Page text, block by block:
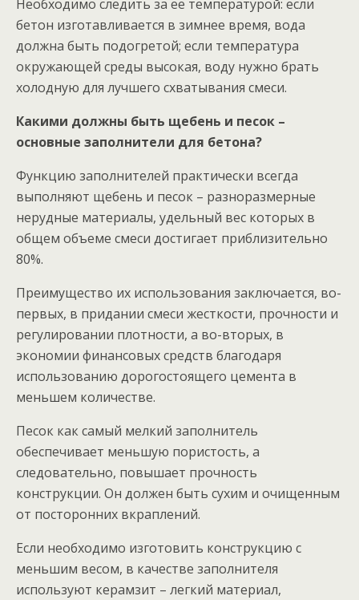
Необходимо следить за ее температурой: если
бетон изготавливается в зимнее время, вода
должна быть подогретой; если температура
окружающей среды высокая, воду нужно брать
холодную для лучшего схватывания смеси.
Какими должны быть щебень и песок –
основные заполнители для бетона?
Функцию заполнителей практически всегда
выполняют щебень и песок – разноразмерные
нерудные материалы, удельный вес которых в
общем объеме смеси достигает приблизительно
80%.
Преимущество их использования заключается, во-
первых, в придании смеси жесткости, прочности и
регулировании плотности, а во-вторых, в
экономии финансовых средств благодаря
использованию дорогостоящего цемента в
меньшем количестве.
Песок как самый мелкий заполнитель
обеспечивает меньшую пористость, а
следовательно, повышает прочность
конструкции. Он должен быть сухим и очищенным
от посторонних вкраплений.
Если необходимо изготовить конструкцию с
меньшим весом, в качестве заполнителя
используют керамзит – легкий материал,